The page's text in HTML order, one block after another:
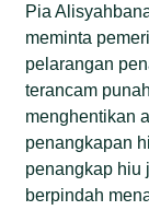
Pia
meminta
pelarangan
terancam
menghentikan
penangkapan
penangkap hiu
berpindah